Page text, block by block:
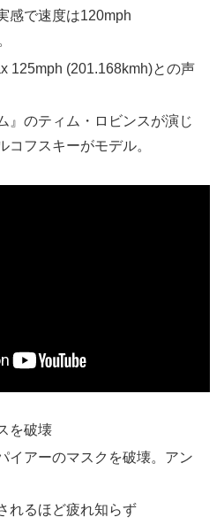
感で速度は120mph
125mph (201.168kmh)との声
』のティム・ロビンスが演じ
コフスキーがモデル。
を破壊
イアーのマスクを破壊。アン
れるほど疲れ知らず